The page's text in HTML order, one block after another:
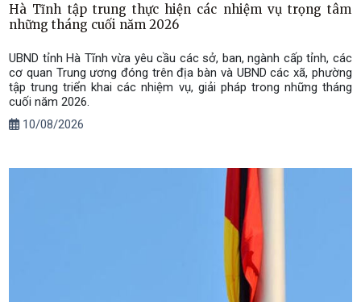
Hà Tĩnh tập trung thực hiện các nhiệm vụ trọng tâm
những tháng cuối năm 2026
UBND tỉnh Hà Tĩnh vừa yêu cầu các sở, ban, ngành cấp tỉnh, các
cơ quan Trung ương đóng trên địa bàn và UBND các xã, phường
tập trung triển khai các nhiệm vụ, giải pháp trong những tháng
cuối năm 2026.
10/08/2026